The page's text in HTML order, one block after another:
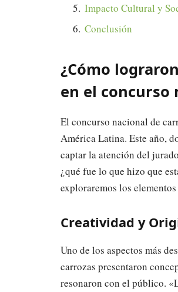
Impacto Cultural y
Conclusión
¿Cómo
en el concurso
El concurso nacional de
América Latina. Este año,
captar la atención del
¿qué fue lo que hizo que
exploraremos los
Creatividad y
Uno de los aspectos más
carrozas presentaron
resonaron con el público.